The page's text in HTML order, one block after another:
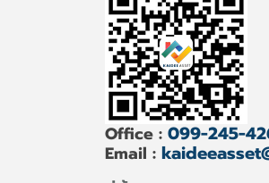
Office : 099-245-
Email :